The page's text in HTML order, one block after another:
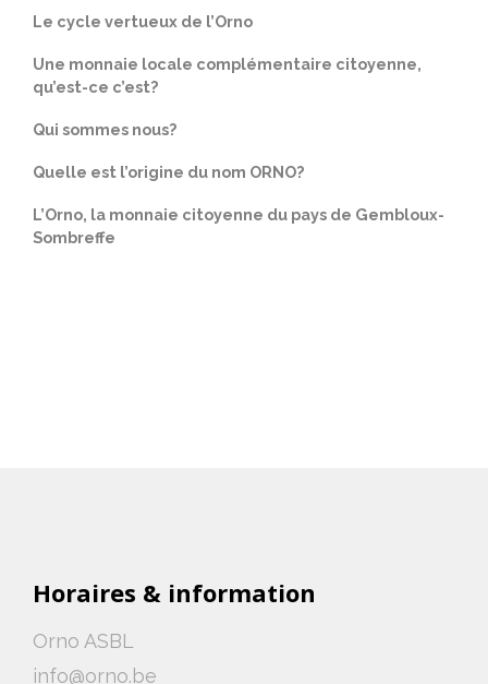
Le cycle vertueux de l’Orno
​Une monnaie locale complémentaire citoyenne,
qu’est-ce c’est?
Qui sommes nous?
Quelle est l’origine du nom ORNO?
L’Orno, la monnaie citoyenne du pays de Gembloux-
Sombreffe
Horaires & information
Orno ASBL
info@orno.be